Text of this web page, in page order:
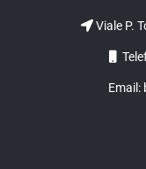
Viale P.
Email: